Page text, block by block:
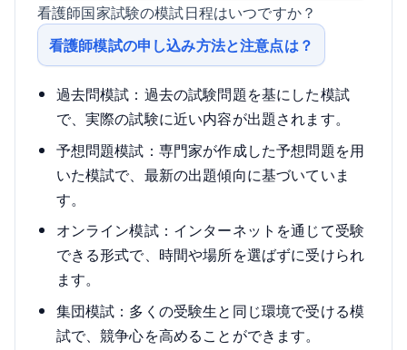
看護師国家試験の模試日程はいつですか？
看護師模試の申し込み方法と注意点は？
過去問模試：過去の試験問題を基にした模試
で、実際の試験に近い内容が出題されます。
予想問題模試：専門家が作成した予想問題を用
いた模試で、最新の出題傾向に基づいていま
す。
オンライン模試：インターネットを通じて受験
できる形式で、時間や場所を選ばずに受けられ
ます。
集団模試：多くの受験生と同じ環境で受ける模
試で、競争心を高めることができます。